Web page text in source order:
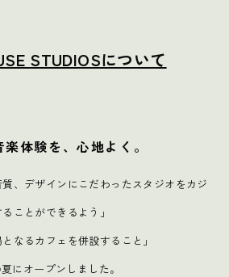
STUDIOSについて
体験を、心地よく。
質、デザインにこだわったスタジオをカジ
ことができるよう」
なるカフェを併設すること」
にオープンしました。